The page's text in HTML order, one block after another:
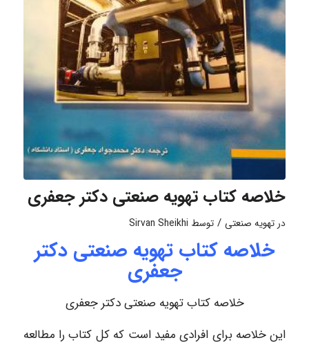
خلاصه کتاب تهویه صنعتی دکتر جعفری
در تهویه صنعتی / توسط Sirvan Sheikhi
خلاصه کتاب تهویه صنعتی دکتر
جعفری
خلاصه کتاب تهویه صنعتی دکتر جعفری
این خلاصه برای افرادی مفید است که کل کتاب را مطالعه